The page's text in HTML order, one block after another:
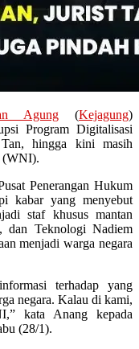
Agung (Kejagung)
Program Digitalisasi
hingga kini masih
(WNI).
Penerangan Hukum
kabar yang menyebut
staf khusus mantan
dan Teknologi Nadiem
menjadi warga negara
terhadap yang
negara. Kalau di kami,
kata Anang kepada
(28/1).